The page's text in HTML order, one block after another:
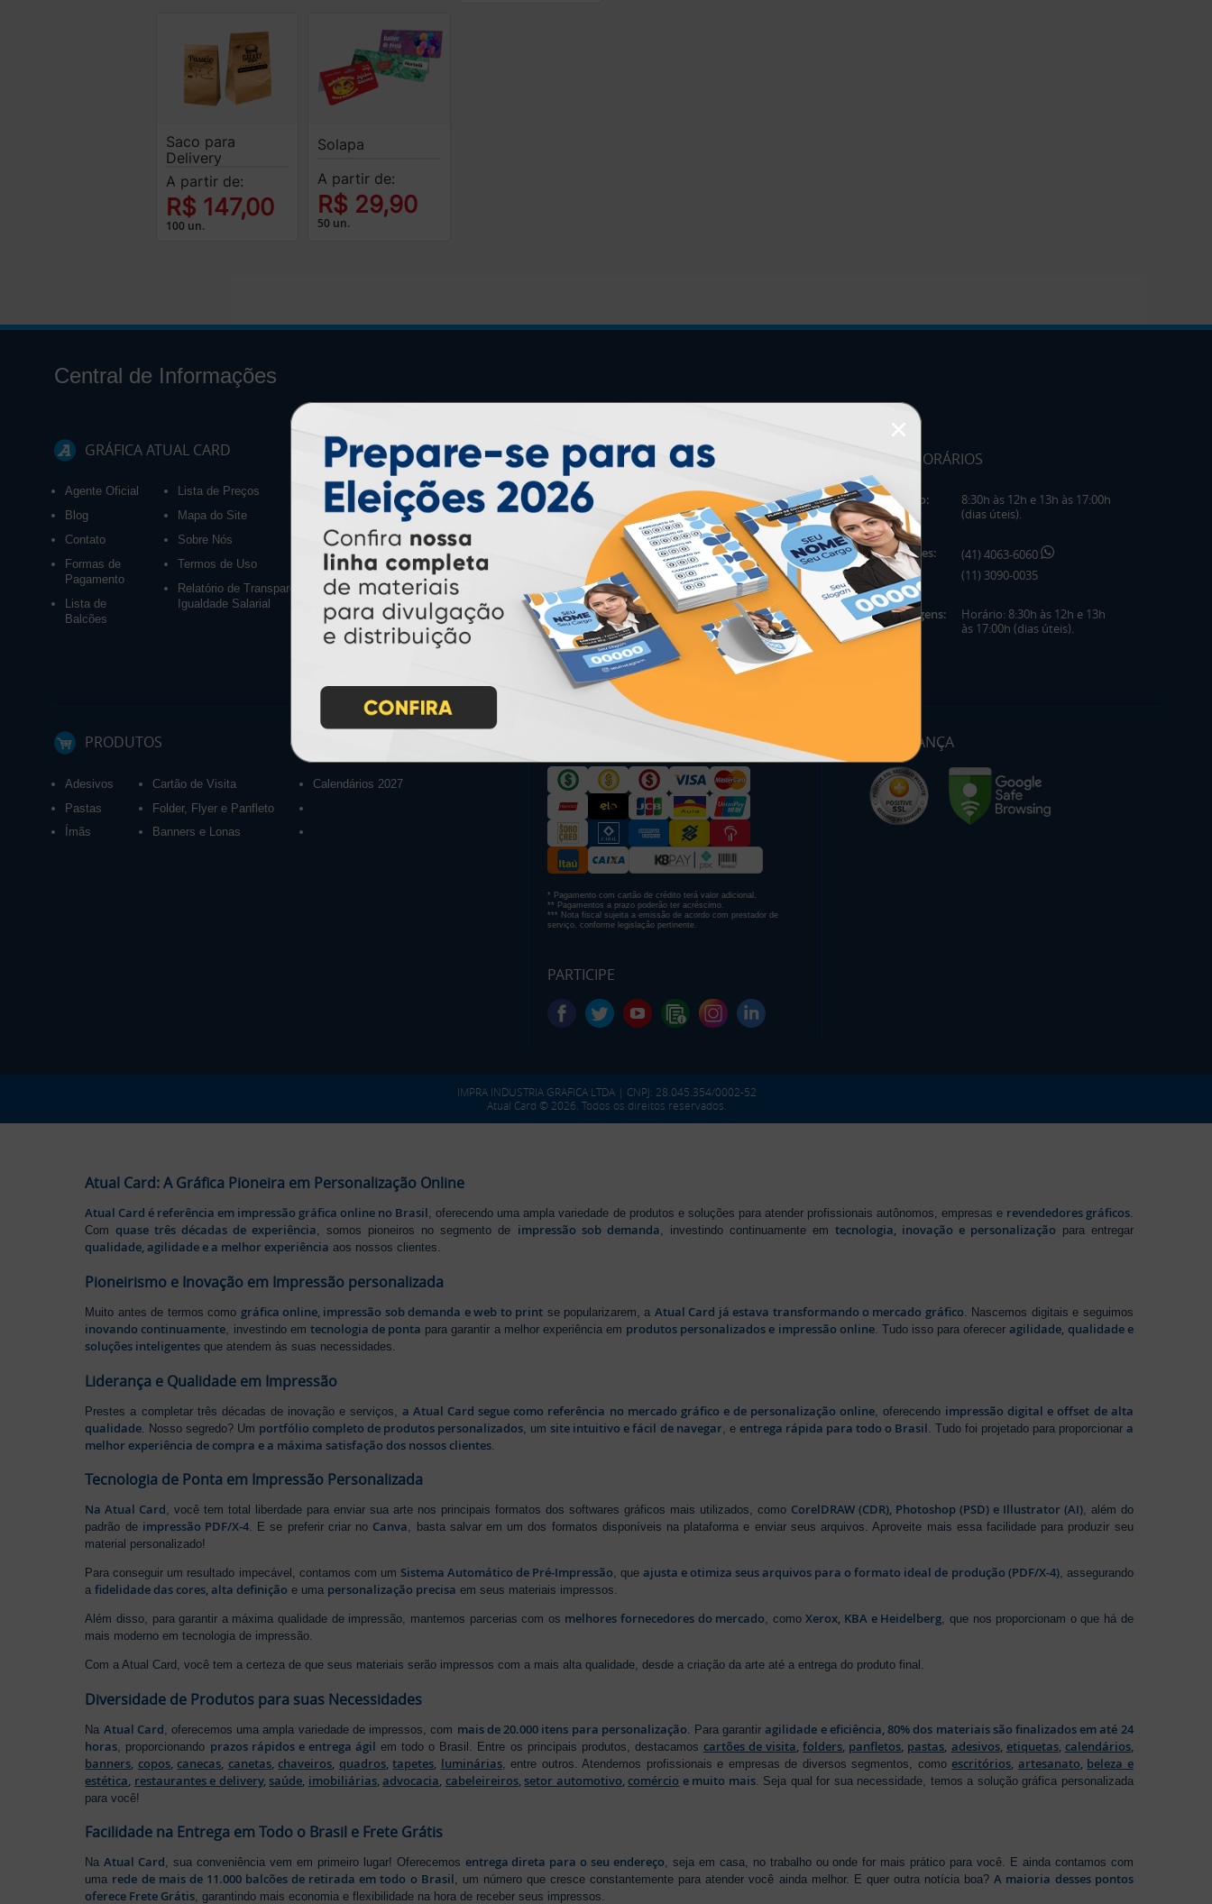
Saco para
Delivery
A partir de:
R$ 147,00
100 un.
Solapa
A partir de:
R$ 29,90
50 un.
Central de Informações
GRÁFICA ATUAL CARD
Agente Oficial
Blog
Contato
Formas de
Pagamento
Lista de
Balcões
Lista de Preços
Mapa do Site
Sobre Nós
Termos de Uso
Relatório de Transparência e
Igualdade Salarial
INSTRUÇÕES
Inicio
Como Comprar
Como exportar em
PDF/X1-a
Garantia
Montagem e Fechamento de
Arquivo
Perguntas Frequentes
HORÁRIOS
Horário:
8:30h às 12h e 13h às 17:00h
(dias úteis).
Telefones:
(41) 4063-6060
(11) 3090-0035
Mensagens:
Horário: 8:30h às 12h e 13h
às 17:00h (dias úteis).
PRODUTOS
Adesivos
Pastas
Ímãs
Cartão de Visita
Folder, Flyer e Panfleto
Banners e Lonas
Calendários 2027
* Pagamento com cartão de crédito terá valor adicional.
** Pagamentos a prazo poderão ter acréscimo.
*** Nota fiscal sujeita a emissão de acordo com prestador de
serviço, conforme legislação pertinente.
PARTICIPE
SEGURANÇA
IMPRA INDUSTRIA GRAFICA LTDA | CNPJ: 28.045.354/0002-52
Atual Card © 2026. Todos os direitos reservados.
Atual Card: A Gráfica Pioneira em Personalização Online
Atual Card é referência em impressão gráfica online no Brasil, oferecendo uma ampla variedade de produtos e soluções para atender profissionais autônomos, empresas e revendedores gráficos.
Comquase três décadas de experiência, somos pioneiros no segmento de impressão sob demanda, investindo continuamente em tecnologia, inovação e personalização para entregar
qualidade, agilidade e a melhor experiência aos nossos clientes.
Pioneirismo e Inovação em Impressão personalizada
Muito antes de termos como gráfica online, impressão sob demanda e web to print se popularizarem, a Atual Card já estava transformando o mercado gráfico . Nascemos digitais e seguimos
inovando continuamente , investindo em tecnologia de ponta para garantir a melhor experiência em produtos personalizados e impressão online. Tudo isso para ofereceragilidade, qualidade e
soluções inteligentes que atendem às suas necessidades.
Liderança e Qualidade em Impressão
Prestes a completar três décadas de inovação e serviços,a Atual Card segue como referência no mercado gráfico e de personalização online , oferecendo impressão digital e offset de alta
qualidade . Nosso segredo? Um portfólio completo de produtos personalizados , um site intuitivo e fácil de navegar , e entrega rápida para todo o Brasil . Tudo foi projetado para proporcionar a
melhor experiência de compra e a máxima satisfação dos nossos clientes
Tecnologia de Ponta em Impressão Personalizada
Na Atual Card, você tem total liberdade para enviar sua arte nos principais formatos dos softwares gráficos mais utilizados, como CorelDRAW (CDR), Photoshop (PSD) e Illustrator (AI), além do
padrão de impressão PDF/X-4. E se preferir criar no Canva, basta salvar em um dos formatos disponíveis na plataforma e enviar seus arquivos. Aproveite mais essa facilidade para produzir seu
material personalizado!
Para conseguir um resultado impecável, contamos com um Sistema Automático de Pré-Impressão, queajusta e otimiza seus arquivos para o formato ideal de produção (PDF/X-4), assegurando
afidelidade das cores, alta definição e uma personalização precisa em seus materiais impressos.
Além disso, para garantir a máxima qualidade de impressão, mantemos parcerias com os melhores fornecedores do mercado, comoXerox, KBA e Heidelberg, que nos proporcionam o que há de
mais moderno em tecnologia de impressão.
Com a Atual Card, você tem a certeza de que seus materiais serão impressos com a mais alta qualidade, desde a criação da arte até a entrega do produto final.
Diversidade de Produtos para suas Necessidades
Na Atual Card , oferecemos uma ampla variedade de impressos, com mais de 20.000 itens para personalização . Para garantiragilidade e eficiência, 80% dos materiais são finalizados em até 24
horas , proporcionando prazos rápidos e entrega ágil em todo o Brasil. Entre os principais produtos, destacamos cartões de visita,folders, panfletos, pastas, adesivos, etiquetas, calendários,
banners, copos,canecas, canetas,chaveiros, quadros,tapetes, luminárias, entre outros. Atendemos profissionais e empresas de diversos segmentos, comoescritórios, artesanato, beleza e
estética, restaurantes e delivery, saúde, imobiliárias,advocacia, cabeleireiros, setor automotivo,comércio e muito mais. Seja qual for sua necessidade, temos a solução gráfica personalizada
para você!
Facilidade na Entrega em Todo o Brasil e Frete Grátis
NaAtual Card, sua conveniência vem em primeiro lugar! Oferecemos entrega direta para o seu endereço, seja em casa, no trabalho ou onde for mais prático para você. E ainda contamos com
uma rede de mais de 11.000 balcões de retirada em todo o Brasil, um número que cresce constantemente para atender você ainda melhor. E quer outra notícia boa?A maioria desses pontos
oferece Frete Grátis, garantindo mais economia e flexibilidade na hora de receber seus impressos.